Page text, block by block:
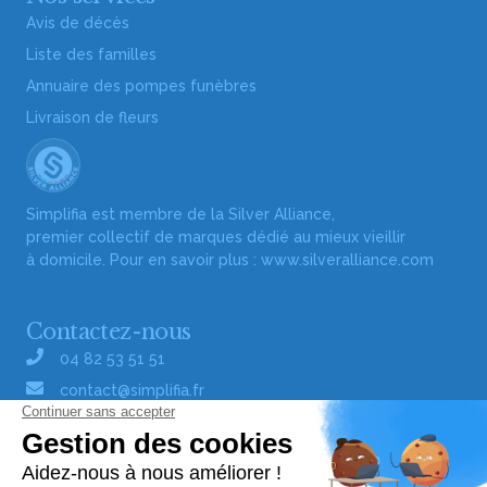
Avis de décès
Liste des familles
Annuaire des pompes funèbres
Livraison de fleurs
Simplifia est membre de la Silver Alliance,
premier collectif de marques dédié au mieux vieillir
à domicile. Pour en savoir plus : www.silveralliance.com
Contactez-nous
04 82 53 51 51
contact@simplifia.fr
Réseaux sociaux